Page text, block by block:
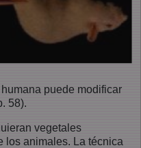
puede modificar
58).
vegetales
los animales. La técnica